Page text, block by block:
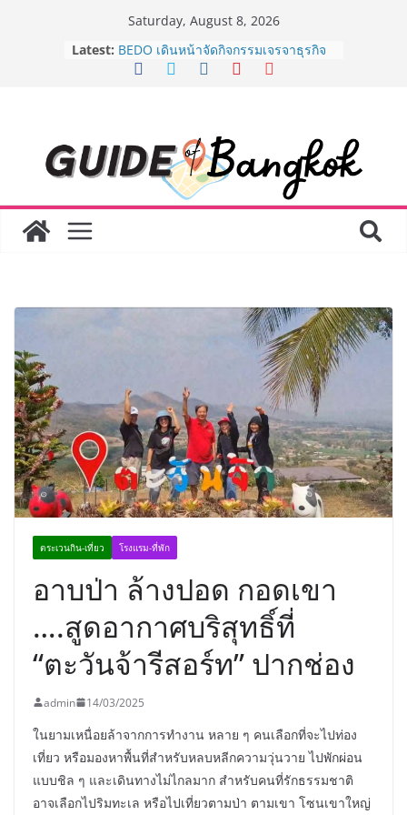
Saturday, August 8, 2026
Latest: BEDO เดินหน้าจัดกิจกรรมเจรจาธุรกิจ
“BIO TRADE CONNECT 2026” ยก
สด ดอกไม้ประดิษฐ์ พวงมาลัย และสังฆ
ภัณฑ์ครบวงจร ขอเชิญเลือกซื้อมาลัย
และของขวัญต้อนรับวันแม่ เปิดให้
บริการทุกวันตลอด 24 ชั่วโมง
Guangzhou Yinghao School เผยวิสัย
8.8 “ซูเลียน” รวมพลังนักธุรกิจทั่ว
ประเทศ จัดประชุมใหญ่แห่งปี พบ CEO
“ดร.ปิยะวัฒน์” ถ่ายทอดวิสัยทัศน์ธุรกิจ
พร้อมฟรีคอนเสิร์ต “โชค รถแห่” ยกวง
AirAsia X SEE FAH พันธมิตรทางธุรกิจ
ยาวนานกว่า 20 ปี ต่อยอดเสิร์ฟความ
อร่อย ยกเมนูระดับตำนาน “ข้าวหน้าไก่
ราชวงศ์” พุ่งทะยานสู่น่านฟ้า
ตระเวนกิน-เที่ยว โรงแรม-ที่พัก
อาบป่า ล้างปอด กอดเขา
….สูดอากาศบริสุทธิ์ที่
“ตะวันจ้ารีสอร์ท” ปากช่อง
admin 14/03/2025
ในยามเหนื่อยล้าจากการทำงาน หลาย ๆ คนเลือกที่จะไปท่อง
เที่ยว หรือมองหาพื้นที่สำหรับหลบหลีกความวุ่นวาย ไปพักผ่อน
แบบชิล ๆ และเดินทางไม่ไกลมาก สำหรับคนที่รักธรรมชาติ
อาจเลือกไปริมทะเล หรือไปเที่ยวตามป่า ตามเขา โซนเขาใหญ่